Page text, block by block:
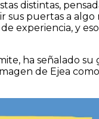
distintas,
puertas a
experiencia, y
ha señalado
de Ejea